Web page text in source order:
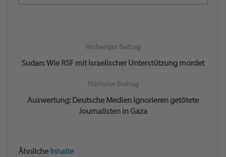
Vorheriger Beitrag
Sudan: Wie RSF mit israelischer Unterstützung mordet
Nächster Beitrag
Auswertung: Deutsche Medien ignorieren getötete
Journalisten in Gaza
Ähnliche Inhalte